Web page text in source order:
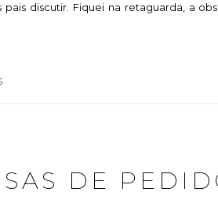
pais discutir. Fiquei na retaguarda, a
DE